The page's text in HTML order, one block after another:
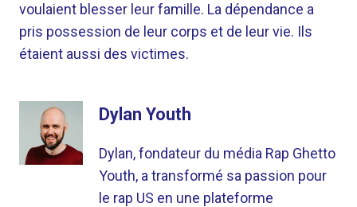
voulaient blesser leur famille. La dépendance a
pris possession de leur corps et de leur vie. Ils
étaient aussi des victimes.
Dylan Youth
Dylan, fondateur du média Rap Ghetto
Youth, a transformé sa passion pour
le rap US en une plateforme